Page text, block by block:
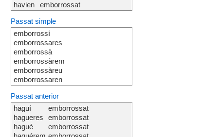
havien
emborrossat
Passat simple
emborrossí
emborrossares
emborrossà
emborrossàrem
emborrossàreu
emborrossaren
Passat anterior
haguí
hagueres
hagué
emborrossat
emborrossat
emborrossat